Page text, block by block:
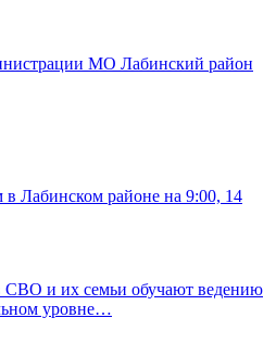
МО Лабинский район
Лабинском районе на 9:00, 14
СВО и их семьи обучают ведению
уровне…